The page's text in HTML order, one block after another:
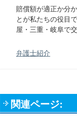
賠償額が適正か分
とが私たちの役目
屋・三重・岐阜で
弁護士紹介
関連ページ: